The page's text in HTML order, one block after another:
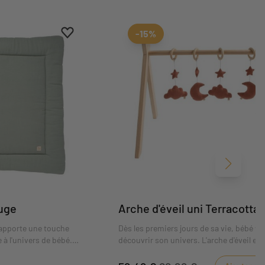
Ajouter aux favoris
Supprimer des favoris
une touche
l'univers de bébé.
-15%
Arche d'éveil uni Terracotta
Dès les premiers jours de sa vie, bébé va
découvrir son univers. L'arche d'éveil
Suivant